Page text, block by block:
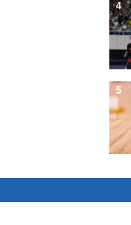
4
5